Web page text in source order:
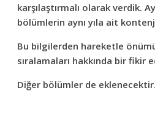
karşılaştırmalı olarak verdik.
bölümlerin aynı yıla ait
Bu bilgilerden hareketle
sıralamaları hakkında bir fikir
Diğer bölümler de eklenecektir.